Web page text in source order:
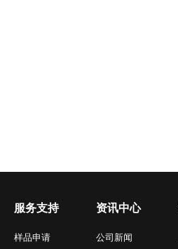
服务支持
样品申请
资讯中心
公司新闻